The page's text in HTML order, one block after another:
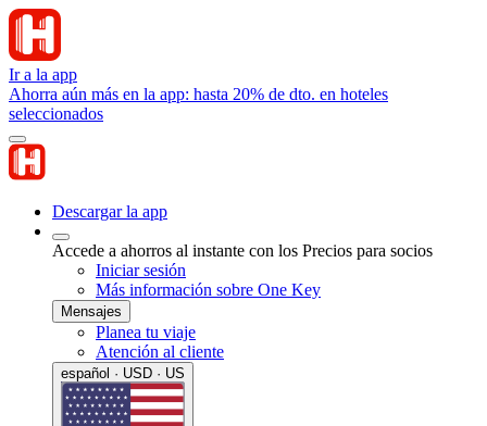
Ir a la app
Ahorra aún más en la app: hasta 20% de dto. en hoteles
seleccionados
Descargar la app
Accede a ahorros al instante con los Precios para socios
Iniciar sesión
Más información sobre One Key
Mensajes
Planea tu viaje
Atención al cliente
español · USD · US